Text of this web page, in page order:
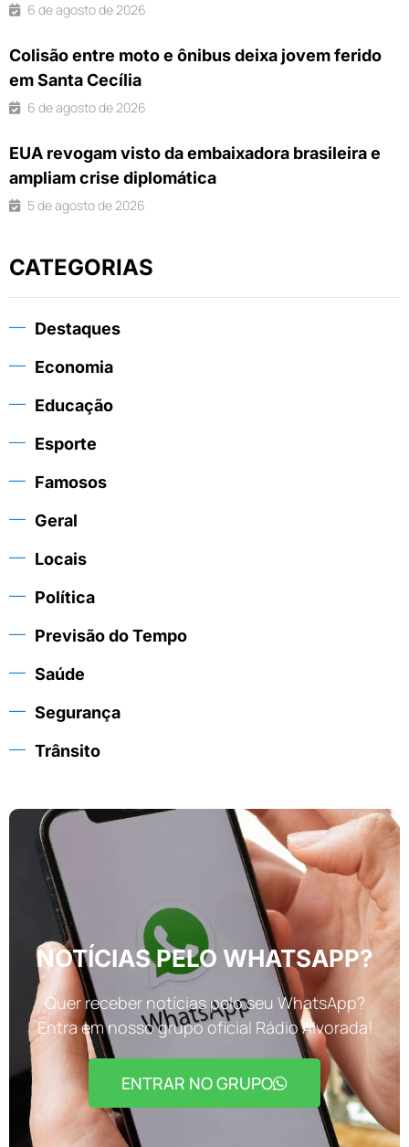
6 de agosto de 2026
Colisão entre moto e ônibus deixa jovem ferido
em Santa Cecília
6 de agosto de 2026
EUA revogam visto da embaixadora brasileira e
ampliam crise diplomática
5 de agosto de 2026
CATEGORIAS
Destaques
Economia
Educação
Esporte
Famosos
Geral
Locais
Política
Previsão do Tempo
Saúde
Segurança
Trânsito
NOTÍCIAS PELO WHATSAPP?
Quer receber notícias pelo seu WhatsApp?
Entra em nosso grupo oficial Rádio Alvorada!
ENTRAR NO GRUPO